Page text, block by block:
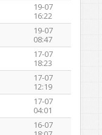
19-07
16:22
19-07
08:47
17-07
18:23
17-07
12:19
17-07
04:01
16-07